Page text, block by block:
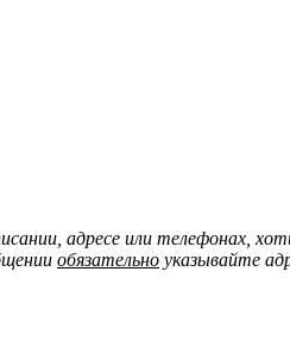
адресе или телефонах,
обязательно указывайте